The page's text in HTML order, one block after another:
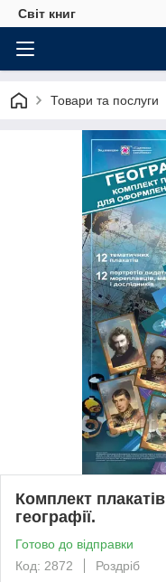
Світ книг
Товари та послуги
Комплект
географії.
Готово до відправки
Код: 2872
Роздріб